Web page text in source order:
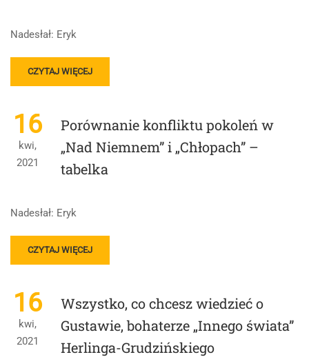
CZ.
I
ARTURA
Z
(TABELKA)
Nadesłał: Eryk
READ
MORE
PORÓWNANIE
DWÓCH
NOWOCZESNYCH
RODZIN
–
RODZINY
„TANGA”
CZYTAJ WIĘCEJ
16
kwi,
2021
Porównanie konfliktu pokoleń w
„Nad Niemnem” i „Chłopach” –
tabelka
Nadesłał: Eryk
READ
MORE
PORÓWNANIE
KONFLIKTU
POKOLEŃ
W
„NAD
CZYTAJ WIĘCEJ
16
kwi,
2021
Wszystko, co chcesz wiedzieć o
Gustawie, bohaterze „Innego świata”
Herlinga-Grudzińskiego